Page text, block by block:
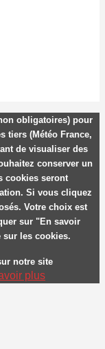
obligatoires) pour
tiers (Météo France,
de visualiser des
conserver un
cookies seront
Si vous cliquez
Votre choix est
sur "En savoir
les cookies.
notre site
plus